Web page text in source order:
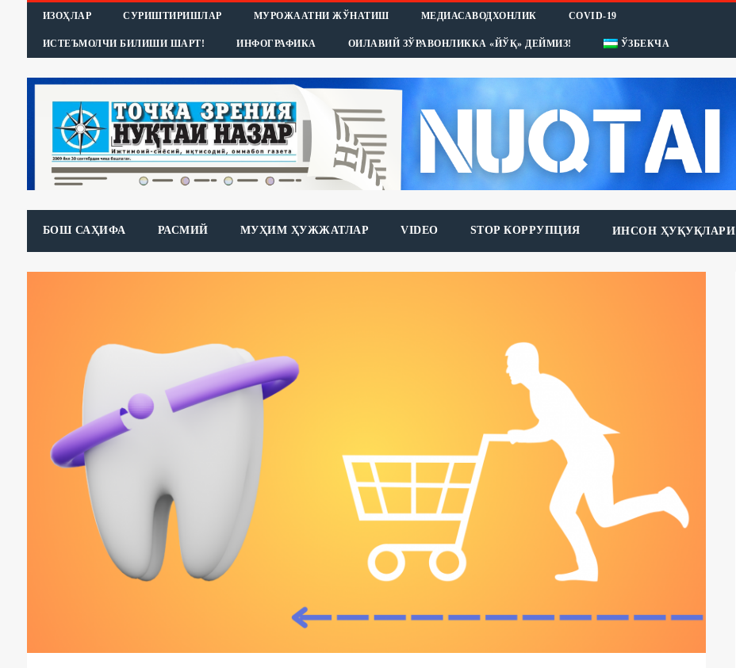
ИЗОҲЛАР СУРИШТИРИШЛАР МУРОЖААТНИ ЖЎНАТИШ МЕДИАСАВОДХОНЛИК COVID-19
ИСТЕЪМОЛЧИ БИЛИШИ ШАРТ! ИНФОГРАФИКА ОИЛАВИЙ ЗЎРАВОНЛИККА «ЙЎҚ» ДЕЙМИЗ! ЎЗБЕКЧА
БОШ САҲИФА РАСМИЙ МУҲИМ ҲУЖЖАТЛАР VIDEO STOP КОРРУПЦИЯ ИНСОН ҲУҚУҚЛАРИ